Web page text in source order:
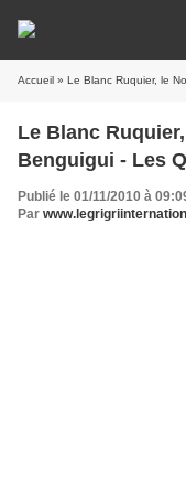
Accueil » Le Blanc Ruquier, le
Le Blanc
Benguigui - Les
Publié le 01/11/2010 à
Par